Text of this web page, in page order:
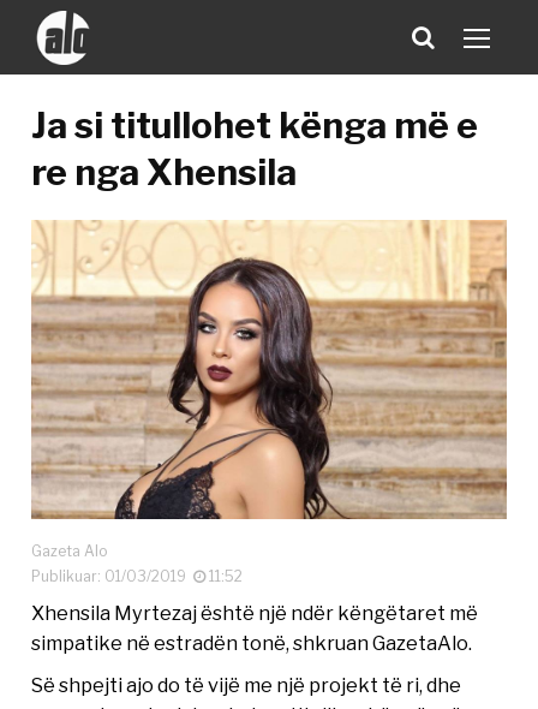
Ja si titullohet kënga më e
re nga Xhensila
Gazeta Alo
Publikuar: 01/03/2019
11:52
Xhensila Myrtezaj është një ndër këngëtaret më
simpatike në estradën tonë, shkruan GazetaAlo.
Së shpejti ajo do të vijë me një projekt të ri, dhe